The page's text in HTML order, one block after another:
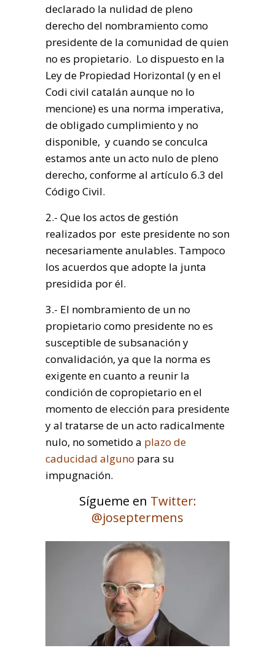
declarado la nulidad de pleno
derecho del nombramiento como
presidente de la comunidad de quien
no es propietario. Lo dispuesto en la
Ley de Propiedad Horizontal (y en el
Codi civil catalán aunque no lo
mencione) es una norma imperativa,
de obligado cumplimiento y no
disponible, y cuando se conculca
estamos ante un acto nulo de pleno
derecho, conforme al artículo 6.3 del
Código Civil.
2.- Que los actos de gestión
realizados por este presidente no son
necesariamente anulables. Tampoco
los acuerdos que adopte la junta
presidida por él.
3.- El nombramiento de un no
propietario como presidente no es
susceptible de subsanación y
convalidación, ya que la norma es
exigente en cuanto a reunir la
condición de copropietario en el
momento de elección para presidente
y al tratarse de un acto radicalmente
nulo, no sometido a plazo de
caducidad alguno para su
impugnación.
Sígueme en Twitter:
@joseptermens